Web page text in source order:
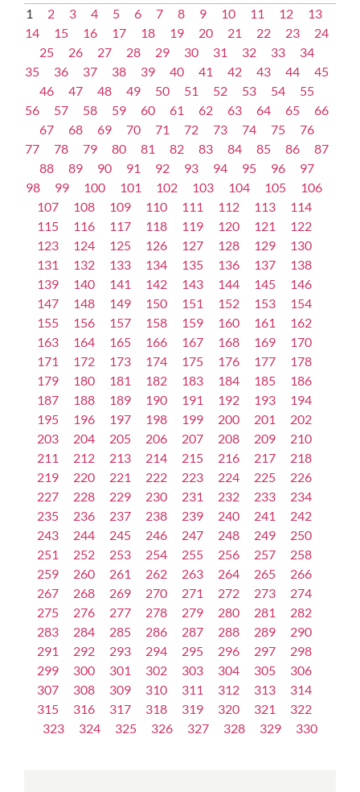
1 2 3 4 5 6 7 8 9 10 11 12
13
14
15 16 17 18 19 20 21 22 23
24
25
26 27 28 29 30 31 32 33
34
35
36 37 38 39 40 41 42 43 44
45
46
47 48 49 50 51 52 53 54
55
56
57 58 59 60 61 62 63 64 65
66
67
68 69 70 71 72 73 74 75
76
77
78 79 80 81 82 83 84 85 86
87
88
89 90 91 92 93 94 95 96
97
98
99 100 101 102 103 104 105
106
107
108 109 110 111 112 113
114
115
116 117 118 119 120 121
122
123
124 125 126 127 128 129
130
131
132 133 134 135 136 137
138
139
140 141 142 143 144 145
146
147
148 149 150 151 152 153
154
155
156 157 158 159 160 161
162
163
164 165 166 167 168 169
170
171
172 173 174 175 176 177
178
179
180 181 182 183 184 185
186
187
188 189 190 191 192 193
194
195
196 197 198 199 200 201
202
203
204 205 206 207 208 209
210
211
212 213 214 215 216 217
218
219
220 221 222 223 224 225
226
227
228 229 230 231 232 233
234
235
236 237 238 239 240 241
242
243
244 245 246 247 248 249
250
251
252 253 254 255 256 257
258
259
260 261 262 263 264 265
266
267
268 269 270 271 272 273
274
275
276 277 278 279 280 281
282
283
284 285 286 287 288 289
290
291
292 293 294 295 296 297
298
299
300 301 302 303 304 305
306
307
308 309 310 311 312 313
314
315
316 317 318 319 320 321
322
323
324 325 326 327 328 329 330